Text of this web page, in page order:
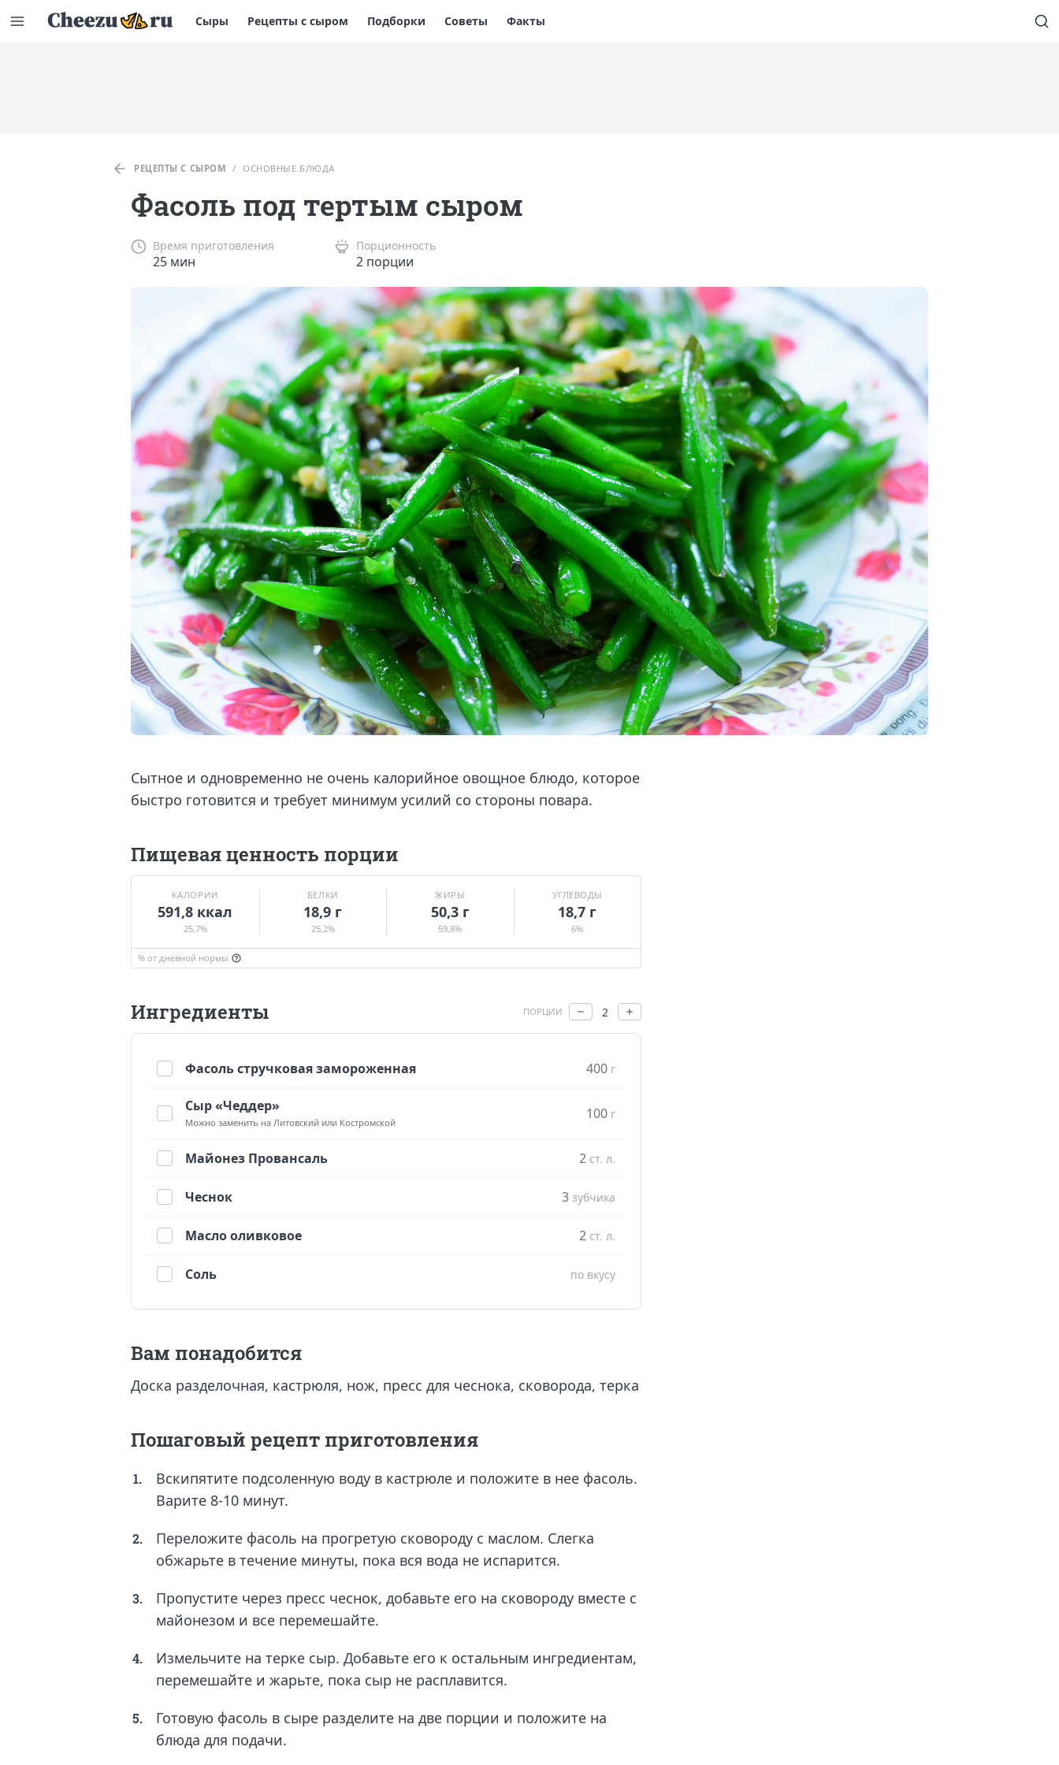
Сыры Рецепты с сыром Подборки Советы Факты
РЕЦЕПТЫ С СЫРОМ / ОСНОВНЫЕ БЛЮДА
Фасоль под тертым сыром
Время приготовления
25 мин
Порционность
2 порции
Сытное и одновременно не очень калорийное овощное блюдо, которое
быстро готовится и требует минимум усилий со стороны повара.
Пищевая ценность порции
КАЛОРИИ
591,8 ккал
25,7%
БЕЛКИ
18,9 г
25,2%
ЖИРЫ
50,3 г
59,8%
УГЛЕВОДЫ
18,7 г
6%
% от дневной нормы
Ингредиенты ПОРЦИИ 2
Фасоль стручковая замороженная 400 г
Сыр «Чеддер»
Можно заменить на Литовский или Костромской
100 г
Майонез Провансаль 2 ст. л.
Чеснок 3 зубчика
Масло оливковое 2 ст. л.
Соль по вкусу
Вам понадобится
Доска разделочная, кастрюля, нож, пресс для чеснока, сковорода, терка
Пошаговый рецепт приготовления
1.
Вскипятите подсоленную воду в кастрюле и положите в нее фасоль.
Варите 8-10 минут.
2.
Переложите фасоль на прогретую сковороду с маслом. Слегка
обжарьте в течение минуты, пока вся вода не испарится.
3.
Пропустите через пресс чеснок, добавьте его на сковороду вместе с
майонезом и все перемешайте.
4.
Измельчите на терке сыр. Добавьте его к остальным ингредиентам,
перемешайте и жарьте, пока сыр не расплавится.
5.
Готовую фасоль в сыре разделите на две порции и положите на
блюда для подачи.